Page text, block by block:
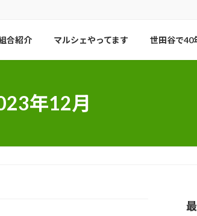
合紹介 マルシェやってます 世田谷で40
年12月